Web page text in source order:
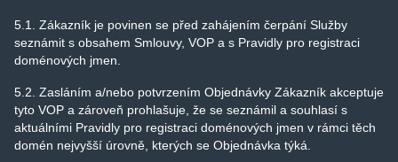
5.1. Zákazník je povinen se před zahájením čerpání Služby
seznámit s obsahem Smlouvy, VOP a s Pravidly pro registraci
doménových jmen.
5.2. Zasláním a/nebo potvrzením Objednávky Zákazník akceptuje
tyto VOP a zároveň prohlašuje, že se seznámil a souhlasí s
aktuálními Pravidly pro registraci doménových jmen v rámci těch
domén nejvyšší úrovně, kterých se Objednávka týká.